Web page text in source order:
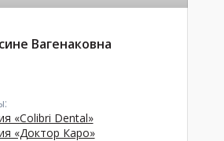
Вагенаковна
«Colibri Dental»
«Доктор Каро»